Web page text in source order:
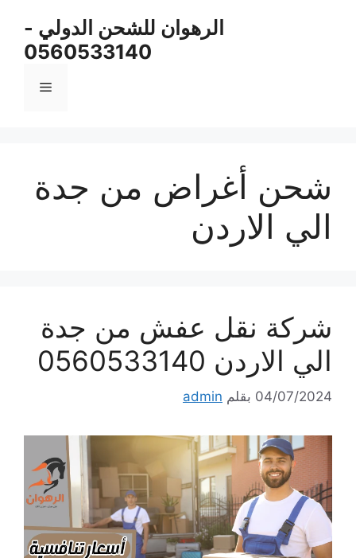
الرهوان للشحن الدولي -
0560533140
القائمة
شحن أغراض من جدة
الي الاردن
شركة نقل عفش من جدة
الي الاردن 0560533140
04/07/2024 بقلم admin